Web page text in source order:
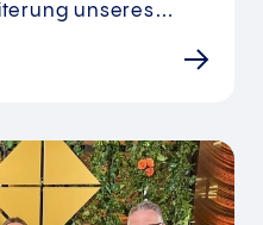
unseres…